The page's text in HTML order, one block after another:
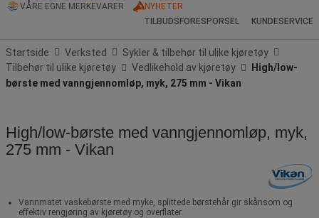
VÅRE EGNE MERKEVARER
NYHETER
TILBUDSFORESPORSEL
KUNDESERVICE
Startside Verksted
Sykler & tilbehør til ulike kjøretøy
Tilbehør til ulike kjøretøy
Vedlikehold av kjøretøy
High/low-
børste med vanngjennomløp, myk, 275 mm - Vikan
High/low-børste med vanngjennomløp, myk,
275 mm - Vikan
Vannmatet vaskebørste med myke, splittede børstehår gir skånsom og
effektiv rengjøring av kjøretøy og overflater.